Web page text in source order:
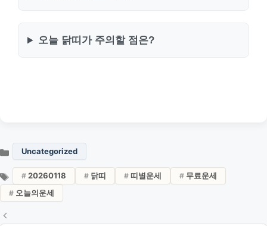
오늘 닭띠가 주의할 점은?
Uncategorized
20260118 닭띠 띠별운세
무료운세
오늘의운세